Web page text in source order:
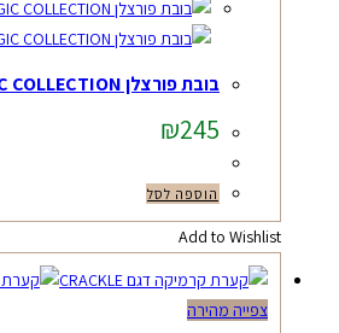
בובת פורצלן NOSTALGIC COLLECTION
₪245
הוספה לסל
Add to Wishlist
צפייה מהירה